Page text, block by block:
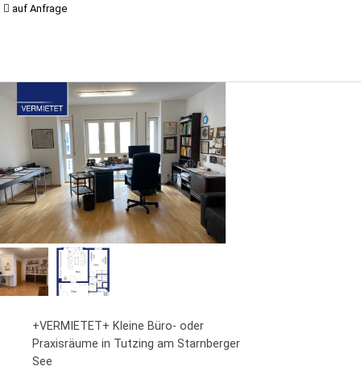
auf Anfrage
+VERMIETET+ Kleine Büro- oder
Praxisräume in Tutzing am Starnberger
See